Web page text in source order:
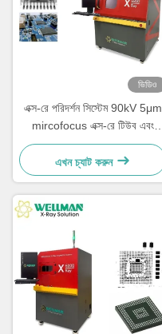
ভিডিও
এক্স-রে পরিদর্শন সিস্টেম 90kV 5μm
mircofocus এক্স-রে টিউব এবং
530x530mm পর্যায় এবং 10KG
ইলেকট্রনিক্স পরিদর্শন জন্য ক্ষমতা লোড
সঙ্গে
এখন চ্যাট করুন